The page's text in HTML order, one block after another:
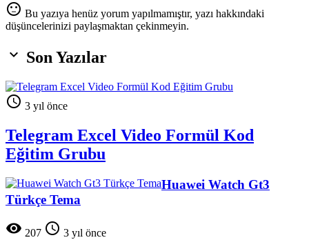
sentiment_neutral Bu yazıya henüz yorum yapılmamıştır, yazı hakkındaki
düşüncelerinizi paylaşmaktan çekinmeyin.
 Son Yazılar
 3 yıl önce
Telegram Excel Video Formül Kod
Eğitim Grubu
Huawei Watch Gt3
Türkçe Tema
 207  3 yıl önce